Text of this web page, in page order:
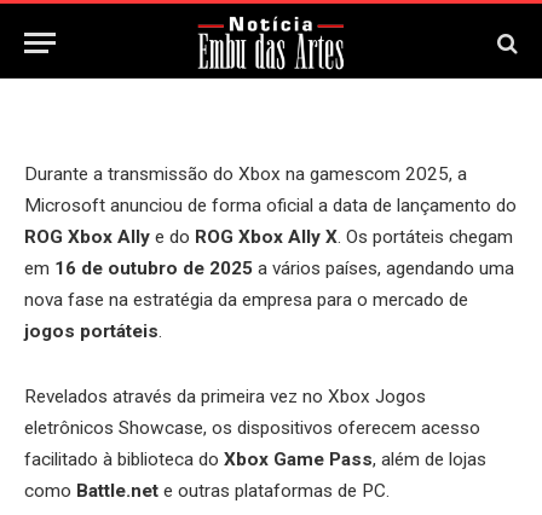
21 de Agosto, 2025 Updated: 22 de Agosto, 2025
Durante a transmissão do Xbox na gamescom 2025, a
Microsoft anunciou de forma oficial a data de lançamento do
ROG Xbox Ally e do ROG Xbox Ally X. Os portáteis chegam
em 16 de outubro de 2025 a vários países, agendando uma
nova fase na estratégia da empresa para o mercado de
jogos portáteis.
Revelados através da primeira vez no Xbox Jogos
eletrônicos Showcase, os dispositivos oferecem acesso
facilitado à biblioteca do Xbox Game Pass, além de lojas
como Battle.net e outras plataformas de PC.